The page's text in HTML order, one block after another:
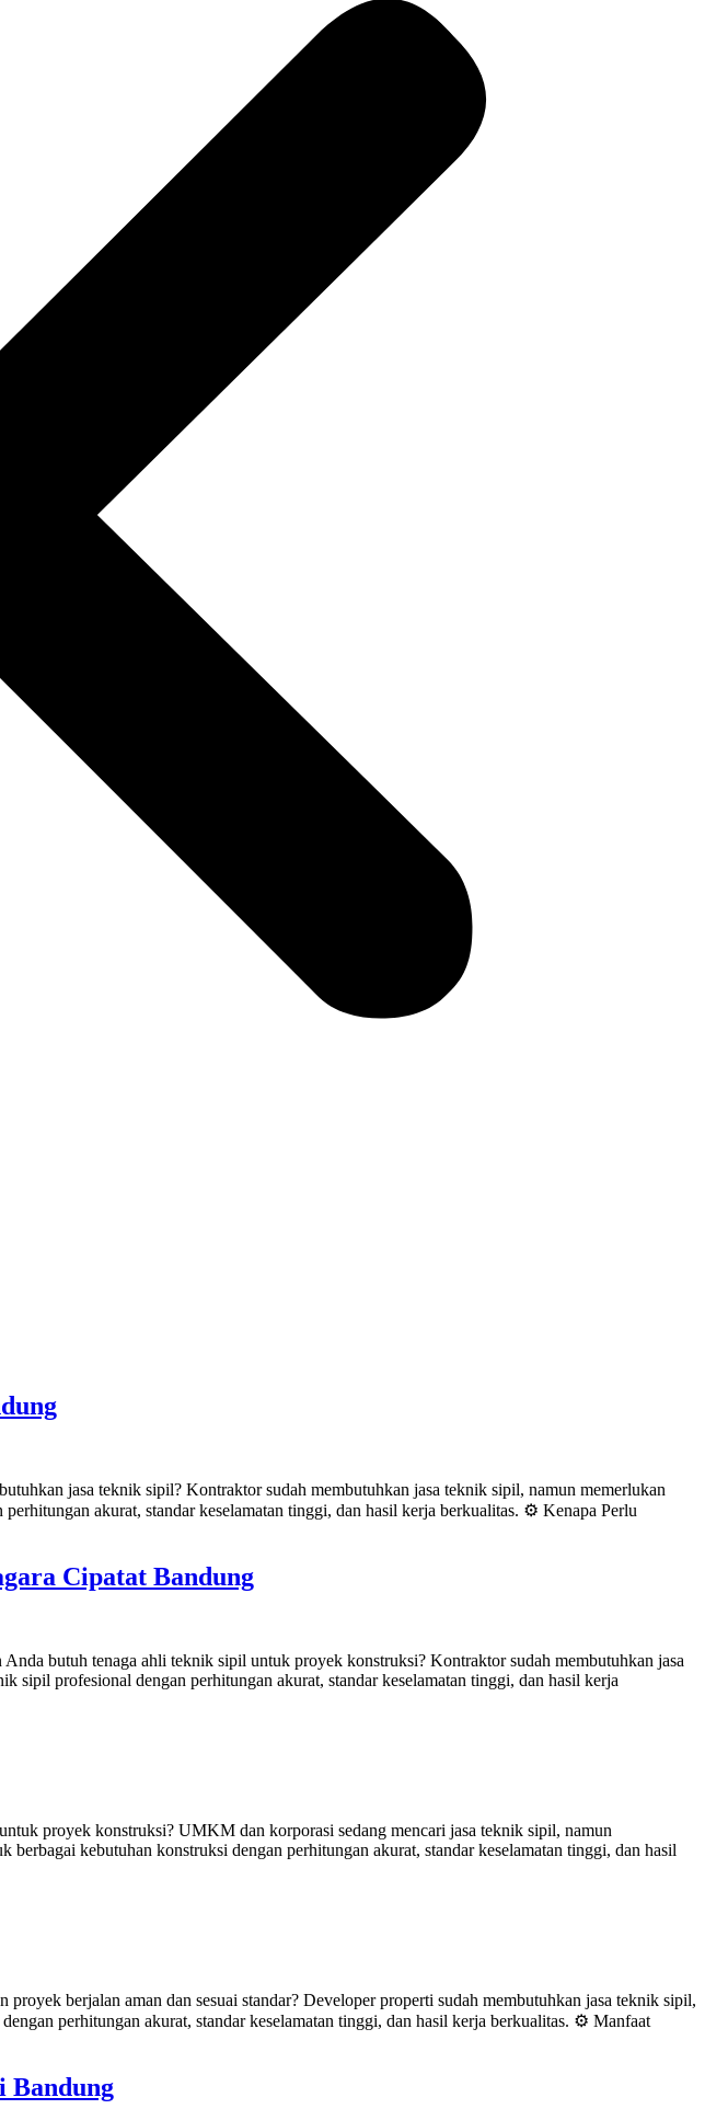
jasa teknik sipil? Kontraktor sudah membutuhkan jasa teknik sipil, namun memerlukan
akurat, standar keselamatan tinggi, dan hasil kerja berkualitas. ⚙️ Kenapa Perlu
Cipatat Bandung
butuh tenaga ahli teknik sipil untuk proyek konstruksi? Kontraktor sudah membutuhkan jasa
sipil profesional dengan perhitungan akurat, standar keselamatan tinggi, dan hasil kerja
proyek konstruksi? UMKM dan korporasi sedang mencari jasa teknik sipil, namun
kebutuhan konstruksi dengan perhitungan akurat, standar keselamatan tinggi, dan hasil
berjalan aman dan sesuai standar? Developer properti sudah membutuhkan jasa teknik sipil,
perhitungan akurat, standar keselamatan tinggi, dan hasil kerja berkualitas. ⚙️ Manfaat
Bandung